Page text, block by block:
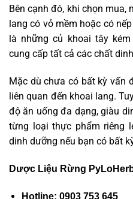
Bên cạnh đó, khi chọn mua,
lang có vỏ mềm hoặc có
là những củ khoai tây
cung cấp tất cả các chất
Mặc dù chưa có bất kỳ vấn
liên quan đến khoai lang.
độ ăn uống đa dạng, giàu
từng loại thực phẩm riêng
dinh dưỡng nếu bạn có bất
Dược Liệu Rừng
Hotline: 0903 753 645